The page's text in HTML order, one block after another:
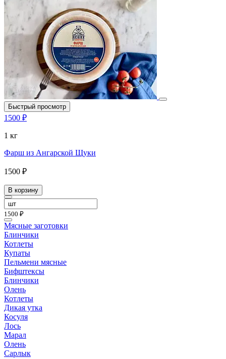
Быстрый просмотр
1500 ₽
1 кг
Фарш из Ангарской Щуки
1500 ₽
В корзину
1500 ₽
Мясные заготовки
Блинчики
Котлеты
Купаты
Пельмени мясные
Бифштексы
Блинчики
Олень
Котлеты
Дикая утка
Косуля
Лось
Марал
Олень
Сарлык